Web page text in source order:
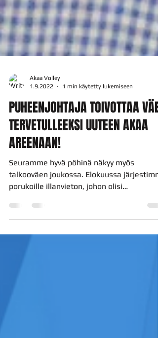
Akaa Volley
1.9.2022
1 min käytetty lukemiseen
PUHEENJOHTAJA TOIVOTTAA VÄEN
TERVETULLEEKSI UUTEEN AKAA
AREENAAN!
Seuramme hyvä pöhinä näkyy myös
porukoille illanvieton, johon olisi
enemmänkin väkeä mahtunut...